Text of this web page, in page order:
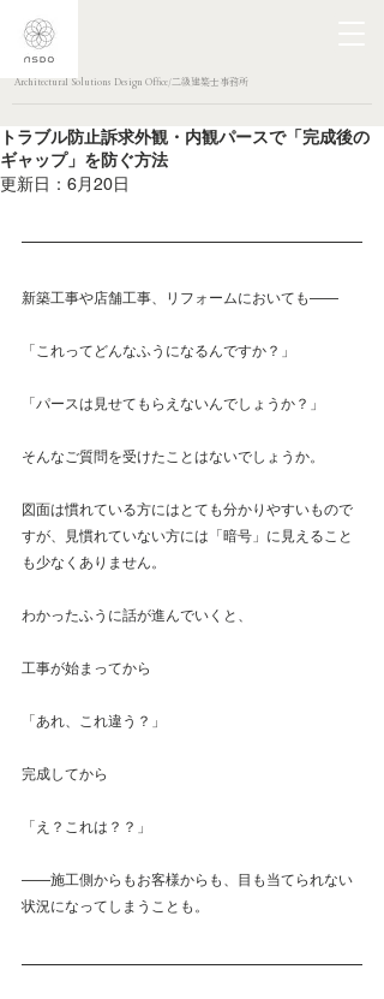
Architectural Solutions Design Office/二級建築士事務所
トラブル防止訴求外観・内観パースで「完成後の
ギャップ」を防ぐ方法
更新日： 6月20日
新築工事や店舗工事、リフォームにおいても——
「これってどんなふうになるんですか？」
「パースは見せてもらえないんでしょうか？」
そんなご質問を受けたことはないでしょうか。
図面は慣れている方にはとても分かりやすいもので
すが、見慣れていない方には「暗号」に見えること
も少なくありません。
わかったふうに話が進んでいくと、
工事が始まってから
「あれ、これ違う？」
完成してから
「え？これは？？」
——施工側からもお客様からも、目も当てられない
状況になってしまうことも。